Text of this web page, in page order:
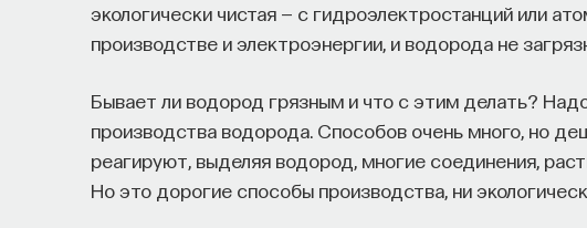
экологически чистая — с гидроэлектростанций или
производстве и электроэнергии, и водорода не
Бывает ли водород грязным и что с этим делать?
производства водорода. Способов очень много, но
реагируют, выделяя водород, многие соединения,
Но это дорогие способы производства, ни